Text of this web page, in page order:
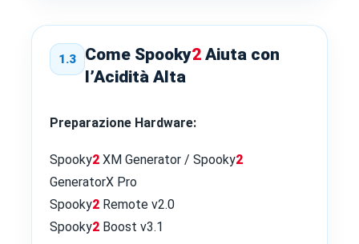
1.3 Come Spooky2 Aiuta con
l’Acidità Alta
Preparazione Hardware:
Spooky2 XM Generator / Spooky2
GeneratorX Pro
Spooky2 Remote v2.0
Spooky2 Boost v3.1